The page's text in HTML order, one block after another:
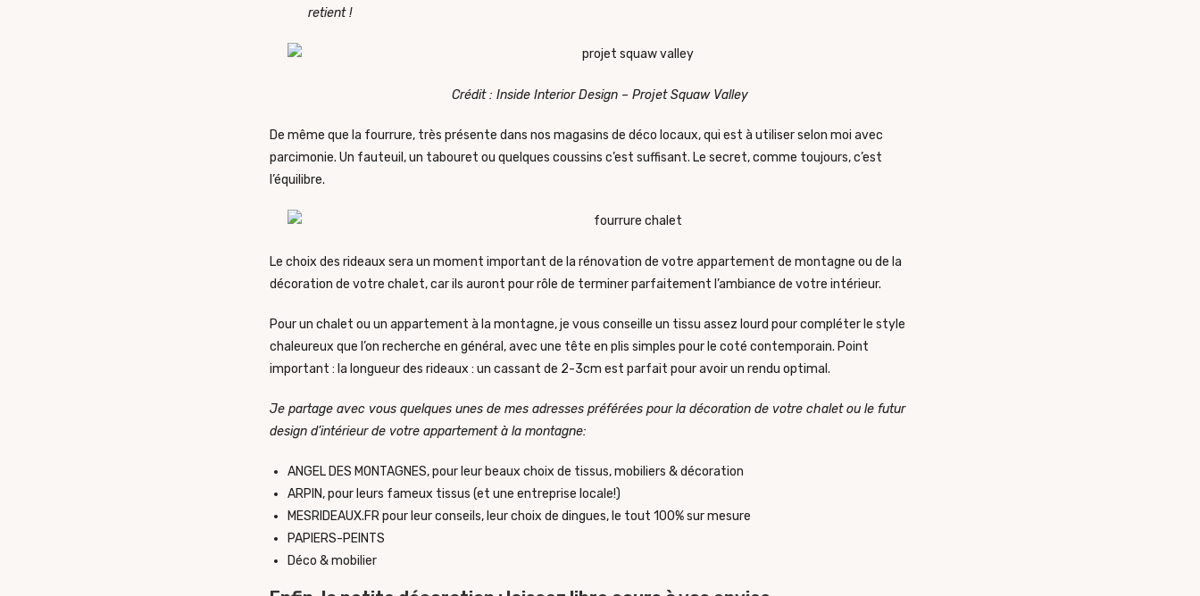
retient !
Crédit : Inside Interior Design – Projet Squaw Valley
De même que la fourrure, très présente dans nos magasins de déco locaux, qui est à utiliser selon moi avec
parcimonie. Un fauteuil, un tabouret ou quelques coussins c’est suffisant. Le secret, comme toujours, c’est
l’équilibre.
Le choix des rideaux sera un moment important de la rénovation de votre appartement de montagne ou de la
décoration de votre chalet, car ils auront pour rôle de terminer parfaitement l’ambiance de votre intérieur.
Pour un chalet ou un appartement à la montagne, je vous conseille un tissu assez lourd pour compléter le style
chaleureux que l’on recherche en général, avec une tête en plis simples pour le coté contemporain. Point
important : la longueur des rideaux : un cassant de 2-3cm est parfait pour avoir un rendu optimal.
Je partage avec vous quelques unes de mes adresses préférées pour la décoration de votre chalet ou le futur
design d’intérieur de votre appartementà la montagne:
ANGEL DES MONTAGNES, pour leur beaux choix de tissus, mobiliers & décoration
ARPIN, pour leurs fameux tissus (et une entreprise locale!)
MESRIDEAUX.FRpour leur conseils, leur choix de dingues, le tout 100% sur mesure
PAPIERS-PEINTS
Déco & mobilier